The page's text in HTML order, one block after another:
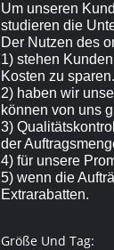
Um unseren
studieren die
Der Nutzen des
1) stehen
Kosten zu sparen.
2) haben wir
können von uns
3)
der
4) für unsere
5) wenn die
Extrarabatten.
Größe Und Tag: